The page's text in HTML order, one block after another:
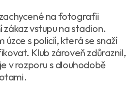
na fotografii
vstupu na stadion.
úzce s policií, která se snaží
Klub zároveň zdůraznil,
v rozporu s dlouhodobě